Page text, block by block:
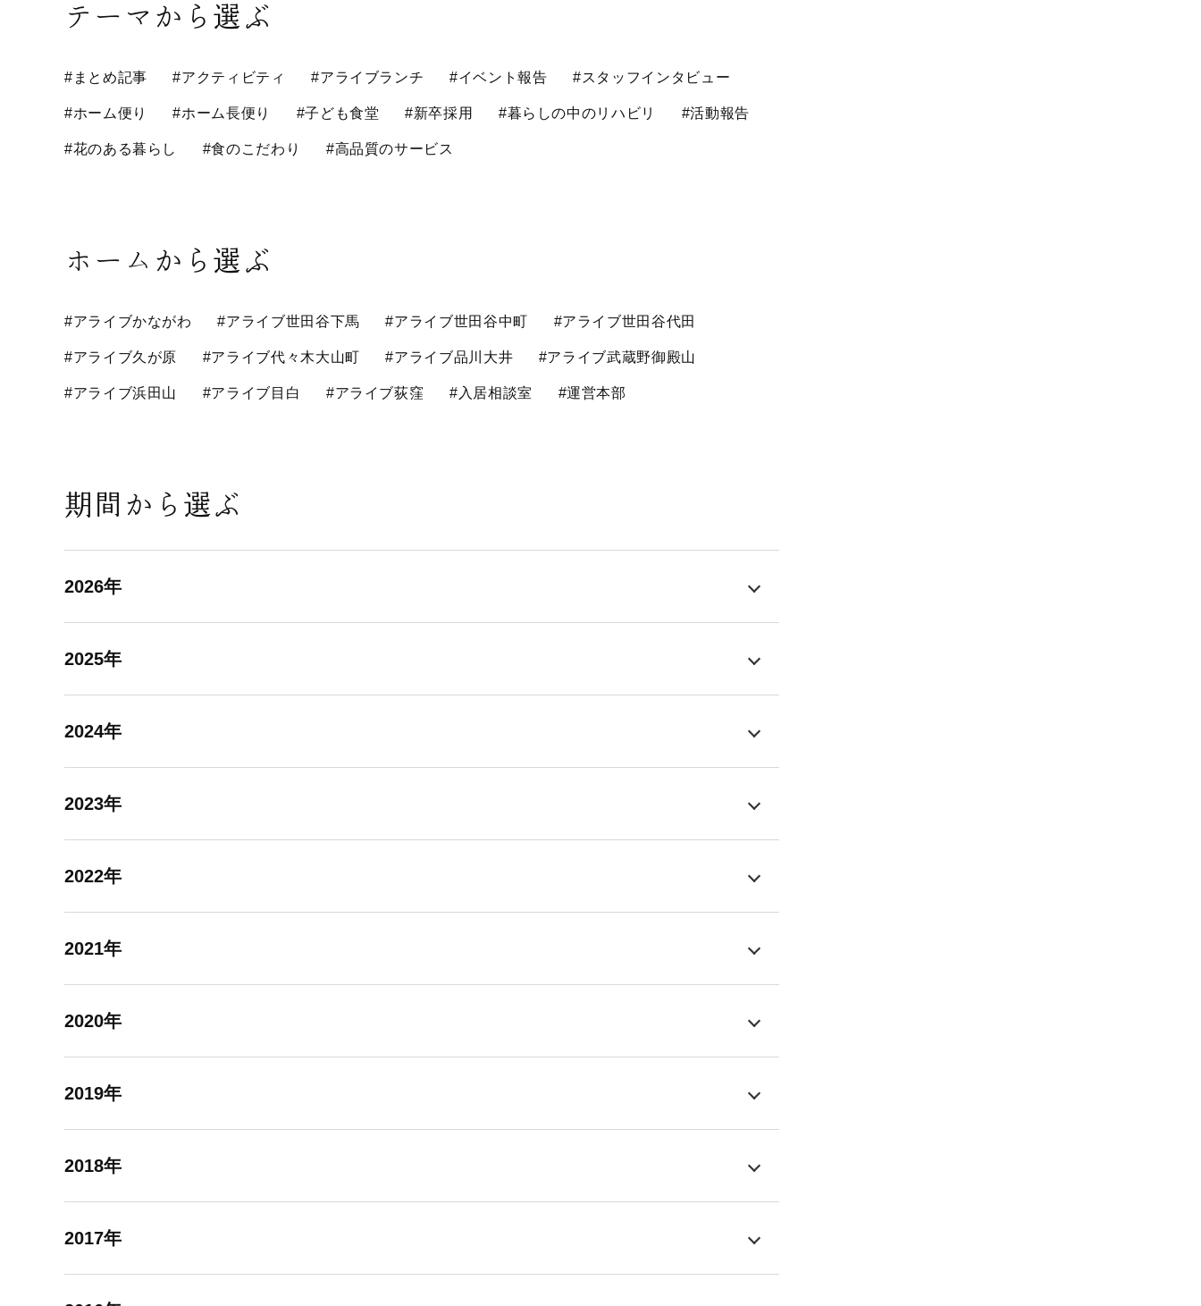
テーマから選ぶ
#まとめ記事 #アクティビティ #アライブランチ #イベント報告 #スタッフインタビュー
#ホーム便り #ホーム長便り #子ども食堂 #新卒採用 #暮らしの中のリハビリ #活動報告
#花のある暮らし #食のこだわり #高品質のサービス
ホームから選ぶ
#アライブかながわ #アライブ世田谷下馬 #アライブ世田谷中町 #アライブ世田谷代田
#アライブ久が原 #アライブ代々木大山町 #アライブ品川大井 #アライブ武蔵野御殿山
#アライブ浜田山 #アライブ目白 #アライブ荻窪 #入居相談室 #運営本部
期間から選ぶ
2026年
2025年
2024年
2023年
2022年
2021年
2020年
2019年
2018年
2017年